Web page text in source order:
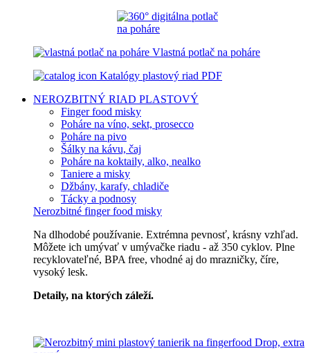
Vlastná potlač na poháre
Katalógy plastový riad PDF
NEROZBITNÝ RIAD PLASTOVÝ
Finger food misky
Poháre na víno, sekt, prosecco
Poháre na pivo
Šálky na kávu, čaj
Poháre na koktaily, alko, nealko
Taniere a misky
Džbány, karafy, chladiče
Tácky a podnosy
Nerozbitné finger food misky
Na dlhodobé používanie. Extrémna pevnosť, krásny vzhľad.
Môžete ich umývať v umývačke riadu - až 350 cyklov. Plne
recyklovateľné, BPA free, vhodné aj do mrazničky, číre,
vysoký lesk.
Detaily, na ktorých záleží.